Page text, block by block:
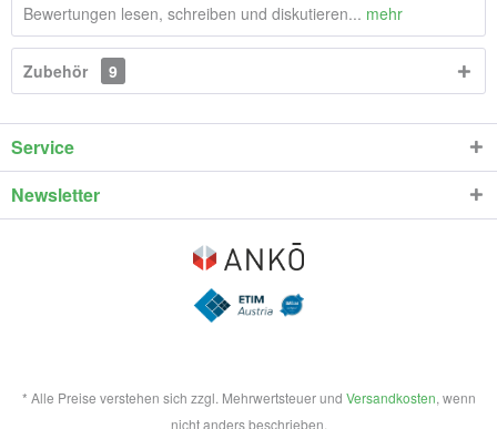
Bewertungen lesen, schreiben und diskutieren... mehr
Zubehör 9
Service
Newsletter
* Alle Preise verstehen sich zzgl. Mehrwertsteuer und Versandkosten, wenn
nicht anders beschrieben.